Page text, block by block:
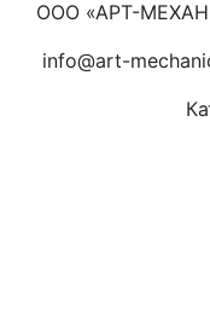
ООО «АРТ-
info@art-